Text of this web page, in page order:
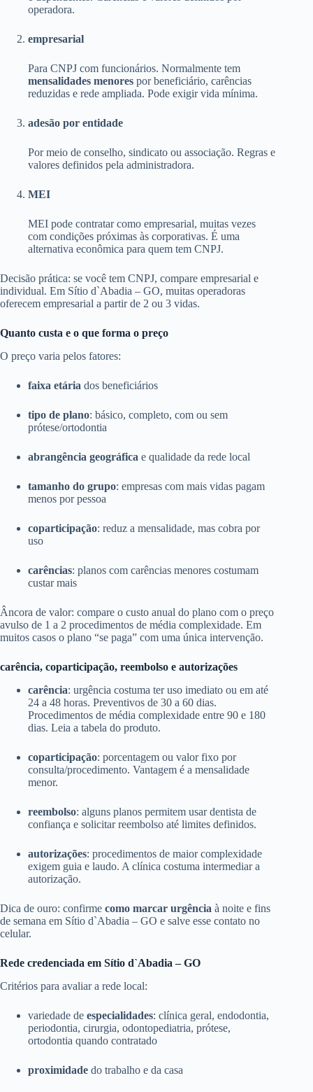
operadora.
empresarial
Para CNPJ com funcionários. Normalmente tem
mensalidades menores por beneficiário, carências
reduzidas e rede ampliada. Pode exigir vida mínima.
adesão por entidade
Por meio de conselho, sindicato ou associação. Regras e
valores definidos pela administradora.
MEI
MEI pode contratar como empresarial, muitas vezes
com condições próximas às corporativas. É uma
alternativa econômica para quem tem CNPJ.
Decisão prática: se você tem CNPJ, compare empresarial e
individual. Em Sítio d`Abadia – GO, muitas operadoras
oferecem empresarial a partir de 2 ou 3 vidas.
Quanto custa e o que forma o preço
O preço varia pelos fatores:
faixa etária dos beneficiários
tipo de plano: básico, completo, com ou sem
prótese/ortodontia
abrangência geográfica e qualidade da rede local
tamanho do grupo: empresas com mais vidas pagam
menos por pessoa
coparticipação: reduz a mensalidade, mas cobra por
uso
carências: planos com carências menores costumam
custar mais
Âncora de valor: compare o custo anual do plano com o preço
avulso de 1 a 2 procedimentos de média complexidade. Em
muitos casos o plano “se paga” com uma única intervenção.
carência, coparticipação, reembolso e autorizações
carência: urgência costuma ter uso imediato ou em até
24 a 48 horas. Preventivos de 30 a 60 dias.
Procedimentos de média complexidade entre 90 e 180
dias. Leia a tabela do produto.
coparticipação: porcentagem ou valor fixo por
consulta/procedimento. Vantagem é a mensalidade
menor.
reembolso: alguns planos permitem usar dentista de
confiança e solicitar reembolso até limites definidos.
autorizações: procedimentos de maior complexidade
exigem guia e laudo. A clínica costuma intermediar a
autorização.
Dica de ouro: confirme como marcar urgência à noite e fins
de semana em Sítio d`Abadia – GO e salve esse contato no
celular.
Rede credenciada em Sítio d`Abadia – GO
Critérios para avaliar a rede local:
variedade de especialidades: clínica geral, endodontia,
periodontia, cirurgia, odontopediatria, prótese,
ortodontia quando contratado
proximidade do trabalho e da casa